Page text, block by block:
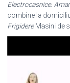
Electrocasnice.
combine la
FrigidereMasini de